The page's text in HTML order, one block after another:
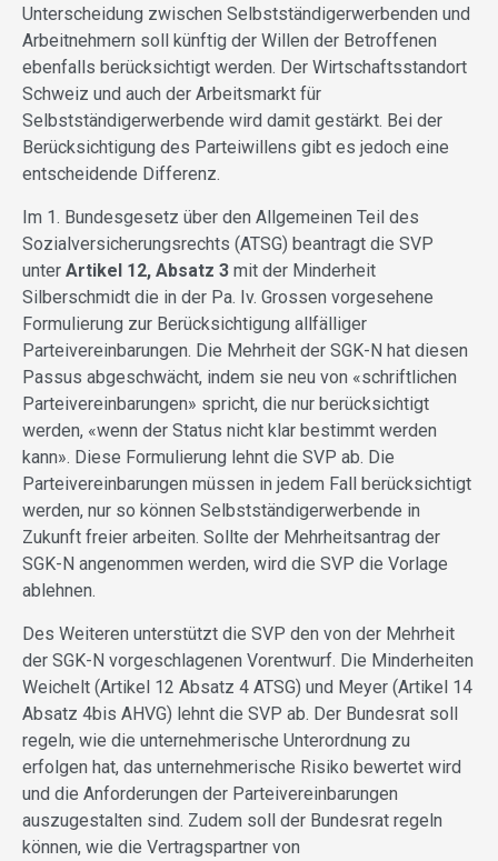
Unterscheidung zwischen Selbstständigerwerbenden und
Arbeitnehmern soll künftig der Willen der Betroffenen
ebenfalls berücksichtigt werden. Der Wirtschaftsstandort
Schweiz und auch der Arbeitsmarkt für
Selbstständigerwerbende wird damit gestärkt. Bei der
Berücksichtigung des Parteiwillens gibt es jedoch eine
entscheidende Differenz.
Im 1. Bundesgesetz über den Allgemeinen Teil des
Sozialversicherungsrechts (ATSG) beantragt die SVP
unter Artikel 12, Absatz 3 mit der Minderheit
Silberschmidt die in der Pa. Iv. Grossen vorgesehene
Formulierung zur Berücksichtigung allfälliger
Parteivereinbarungen. Die Mehrheit der SGK-N hat diesen
Passus abgeschwächt, indem sie neu von «schriftlichen
Parteivereinbarungen» spricht, die nur berücksichtigt
werden, «wenn der Status nicht klar bestimmt werden
kann». Diese Formulierung lehnt die SVP ab. Die
Parteivereinbarungen müssen in jedem Fall berücksichtigt
werden, nur so können Selbstständigerwerbende in
Zukunft freier arbeiten. Sollte der Mehrheitsantrag der
SGK-N angenommen werden, wird die SVP die Vorlage
ablehnen.
Des Weiteren unterstützt die SVP den von der Mehrheit
der SGK-N vorgeschlagenen Vorentwurf. Die Minderheiten
Weichelt (Artikel 12 Absatz 4 ATSG) und Meyer (Artikel 14
Absatz 4bis AHVG) lehnt die SVP ab. Der Bundesrat soll
regeln, wie die unternehmerische Unterordnung zu
erfolgen hat, das unternehmerische Risiko bewertet wird
und die Anforderungen der Parteivereinbarungen
auszugestalten sind. Zudem soll der Bundesrat regeln
können, wie die Vertragspartner von